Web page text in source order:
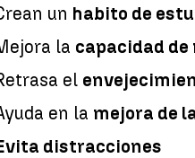
un habito de
la capacidad
el
en la mejora de
distracciones